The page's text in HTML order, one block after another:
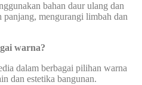
bahan daur ulang dan
mengurangi limbah dan
warna?
dalam berbagai pilihan warna
dan estetika bangunan.